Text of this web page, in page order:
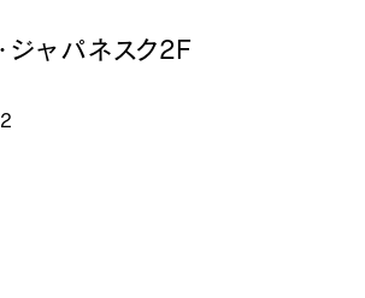
ジャパネスク2F